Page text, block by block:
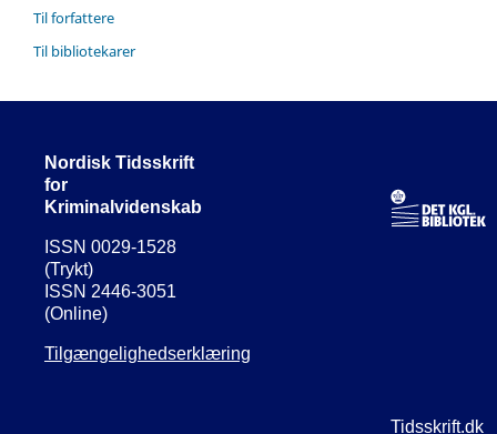
Til forfattere
Til bibliotekarer
Nordisk Tidsskrift
for
Kriminalvidenskab
ISSN 0029-1528
(Trykt)
ISSN 2446-3051
(Online)
Tilgængelighedserklæring